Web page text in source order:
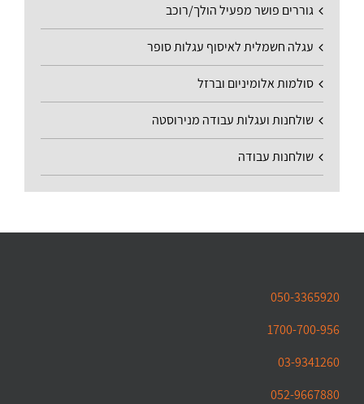
גוררים פושר מפעיל הולך/רוכב
עגלה חשמלית לאיסוף עגלות סופר
סולמות אלומיניום וברזל
שולחנות ועגלות עבודה מנירוסטה
שולחנות עבודה
050-3365920
1700-700-956
03-9341260
052-9667880